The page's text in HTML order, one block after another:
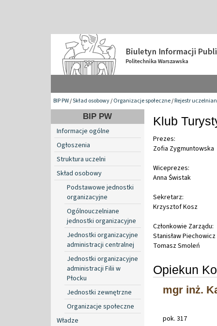
BIP PW/Skład osobowy/Organizacje społeczne/Rejestr
BIP PW
Informacje ogólne
Ogłoszenia
Struktura uczelni
Skład osobowy
Podstawowe jednostki
organizacyjne
Ogólnouczelniane
jednostki organizacyjne
Jednostki organizacyjne
administracji centralnej
Jednostki organizacyjne
administracji Filii w
Płocku
Jednostki zewnętrzne
Organizacje społeczne
Władze
Klub
Prezes:
Zofia Zygmuntowska
Wiceprezes:
Anna Świstak
Sekretarz:
Krzysztof Kosz
Członkowie Zarządu:
Stanisław Piechowicz
Tomasz Smoleń
Opiekun
mgr inż.
pok. 317